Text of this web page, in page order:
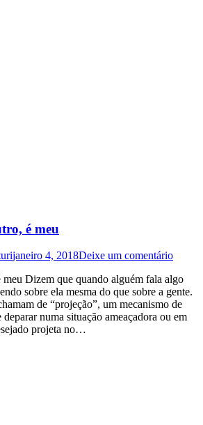
é meu
janeiro 4, 2018Deixe um comentário
Dizem que quando alguém fala algo
sobre ela mesma do que sobre a gente.
de “projeção”, um mecanismo de
deparar numa situação ameaçadora ou em
projeta no…